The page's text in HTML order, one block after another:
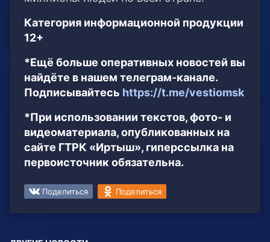
Категория информационной продукции
12+
*Ещё больше оперативных новостей вы
найдёте в нашем телеграм-канале.
Подписывайтесь https://t.me/vestiomsk
*При использовании текстов, фото- и
видеоматериала, опубликованных на
сайте ГТРК «Иртыш», гиперссылка на
первоисточник обязательна.
Поделиться Поделиться